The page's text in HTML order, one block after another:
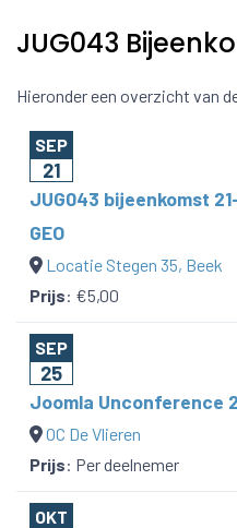
JUG043
Hieronder een overzicht van
SEP
21
JUG043 bijeenkomst
GEO
Locatie Stegen 35, Beek
Prijs: €5,00
SEP
25
Joomla Unconference
OC De Vlieren
Prijs: Per deelnemer
OKT